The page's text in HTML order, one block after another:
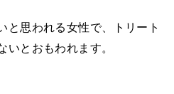
と思われる女性で、トリート
いとおもわれます。